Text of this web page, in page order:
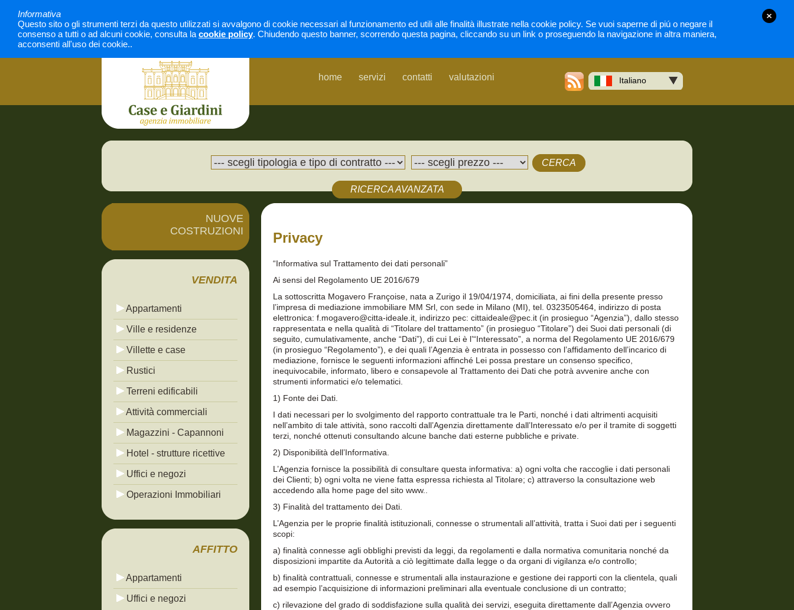
Informativa
Questo sito o gli strumenti terzi da questo utilizzati si avvalgono di cookie necessari al funzionamento ed utili alle finalità illustrate nella cookie policy. Se vuoi saperne di piú o negare il
consenso a tutti o ad alcuni cookie, consulta la cookie policy. Chiudendo questo banner, scorrendo questa pagina, cliccando su un link o proseguendo la navigazione in altra maniera,
acconsenti all'uso dei cookie..
home servizi contatti valutazioni Italiano
CERCA
RICERCA AVANZATA
NUOVE
COSTRUZIONI
VENDITA
Appartamenti
Ville e residenze
Villette e case
Rustici
Terreni edificabili
Attività commerciali
Magazzini - Capannoni
Hotel - strutture ricettive
Uffici e negozi
Operazioni Immobiliari
AFFITTO
Appartamenti
Uffici e negozi
Privacy
“Informativa sul Trattamento dei dati personali”
Ai sensi del Regolamento UE 2016/679
La sottoscritta Mogavero Françoise, nata a Zurigo il 19/04/1974, domiciliata, ai fini della presente presso
l’impresa di mediazione immobiliare MM Srl, con sede in Milano (MI), tel. 0323505464, indirizzo di posta
elettronica: f.mogavero@citta-ideale.it, indirizzo pec: cittaideale@pec.it (in prosieguo “Agenzia”), dallo stesso
rappresentata e nella qualità di “Titolare del trattamento” (in prosieguo “Titolare”) dei Suoi dati personali (di
seguito, cumulativamente, anche “Dati”), di cui Lei è l’“Interessato”, a norma del Regolamento UE 2016/679
(in prosieguo “Regolamento”), e dei quali l’Agenzia è entrata in possesso con l’affidamento dell’incarico di
mediazione, fornisce le seguenti informazioni affinché Lei possa prestare un consenso specifico,
inequivocabile, informato, libero e consapevole al Trattamento dei Dati che potrà avvenire anche con
strumenti informatici e/o telematici.
1) Fonte dei Dati.
I dati necessari per lo svolgimento del rapporto contrattuale tra le Parti, nonché i dati altrimenti acquisiti
nell’ambito di tale attività, sono raccolti dall’Agenzia direttamente dall’Interessato e/o per il tramite di soggetti
terzi, nonché ottenuti consultando alcune banche dati esterne pubbliche e private.
2) Disponibilità dell’Informativa.
L’Agenzia fornisce la possibilità di consultare questa informativa: a) ogni volta che raccoglie i dati personali
dei Clienti; b) ogni volta ne viene fatta espressa richiesta al Titolare; c) attraverso la consultazione web
accedendo alla home page del sito www..
3) Finalità del trattamento dei Dati.
L’Agenzia per le proprie finalità istituzionali, connesse o strumentali all’attività, tratta i Suoi dati per i seguenti
scopi:
a) finalità connesse agli obblighi previsti da leggi, da regolamenti e dalla normativa comunitaria nonché da
disposizioni impartite da Autorità a ciò legittimate dalla legge o da organi di vigilanza e/o controllo;
b) finalità contrattuali, connesse e strumentali alla instaurazione e gestione dei rapporti con la clientela, quali
ad esempio l’acquisizione di informazioni preliminari alla eventuale conclusione di un contratto;
c) rilevazione del grado di soddisfazione sulla qualità dei servizi, eseguita direttamente dall’Agenzia ovvero